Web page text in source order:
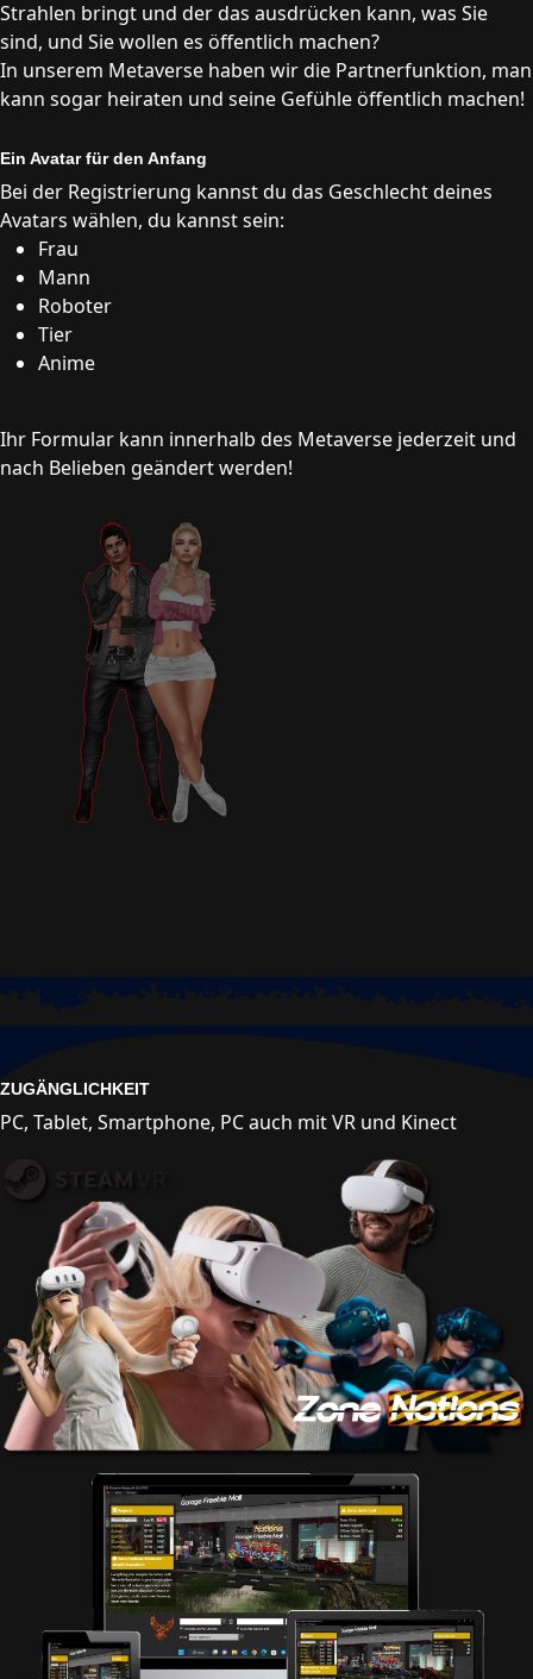
Strahlen bringt und der das ausdrücken kann, was Sie
sind, und Sie wollen es öffentlich machen?
In unserem Metaverse haben wir die Partnerfunktion, man
kann sogar heiraten und seine Gefühle öffentlich machen!
Ein Avatar für den Anfang
Bei der Registrierung kannst du das Geschlecht deines
Avatars wählen, du kannst sein:
Frau
Mann
Roboter
Tier
Anime
Ihr Formular kann innerhalb des Metaverse jederzeit und
nach Belieben geändert werden!
ZUGÄNGLICHKEIT
PC, Tablet, Smartphone, PC auch mit VR und Kinect